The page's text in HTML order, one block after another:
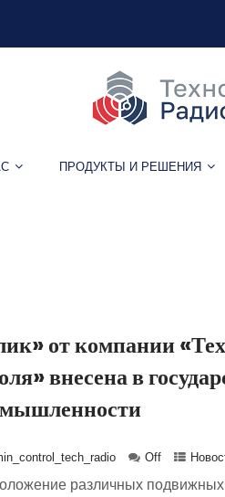
ПРОДУКТЫ И РЕШЕНИЯ
от компании
внесена в
Off
различных подвижных